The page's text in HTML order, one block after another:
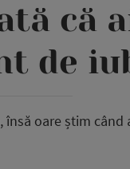
că
de
oare știm când